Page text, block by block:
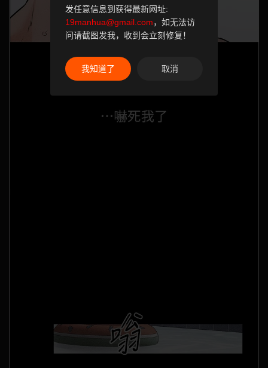
发任意信息到获得最新网址:
19manhua@gmail.com，如无法访
问请截图发我，收到会立刻修复！
我知道了 取消